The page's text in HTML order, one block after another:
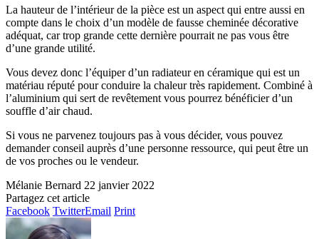
La hauteur de l’intérieur de la pièce est un aspect qui entre aussi en
compte dans le choix d’un modèle de fausse cheminée décorative
adéquat, car trop grande cette dernière pourrait ne pas vous être
d’une grande utilité.
Vous devez donc l’équiper d’un radiateur en céramique qui est un
matériau réputé pour conduire la chaleur très rapidement. Combiné à
l’aluminium qui sert de revêtement vous pourrez bénéficier d’un
souffle d’air chaud.
Si vous ne parvenez toujours pas à vous décider, vous pouvez
demander conseil auprès d’une personne ressource, qui peut être un
de vos proches ou le vendeur.
Mélanie Bernard 22 janvier 2022
Partagez cet article
Facebook TwitterEmail Print